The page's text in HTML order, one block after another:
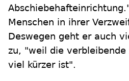
Menschen in ihrer
Deswegen geht er auch
zu, "weil die
viel kürzer ist".